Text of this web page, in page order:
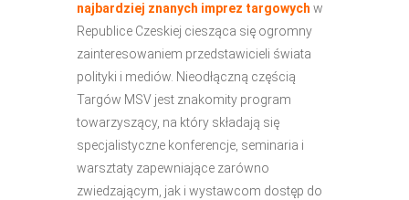
najbardziej znanych imprez targowych w
Republice Czeskiej ciesząca się ogromny
zainteresowaniem przedstawicieli świata
polityki i mediów. Nieodłączną częścią
Targów MSV jest znakomity program
towarzyszący, na który składają się
specjalistyczne konferencje, seminaria i
warsztaty zapewniające zarówno
zwiedzającym, jak i wystawcom dostęp do